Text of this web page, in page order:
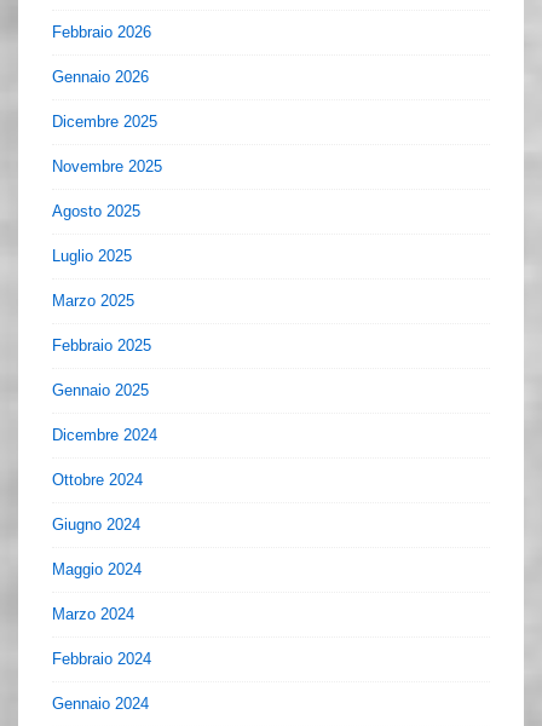
Febbraio 2026
Gennaio 2026
Dicembre 2025
Novembre 2025
Agosto 2025
Luglio 2025
Marzo 2025
Febbraio 2025
Gennaio 2025
Dicembre 2024
Ottobre 2024
Giugno 2024
Maggio 2024
Marzo 2024
Febbraio 2024
Gennaio 2024